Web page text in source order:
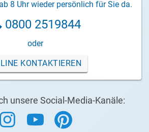
8 Uhr wieder persönlich für Sie da.
0800 2519844
oder
KONTAKTIEREN
unsere Social-Media-Kanäle: